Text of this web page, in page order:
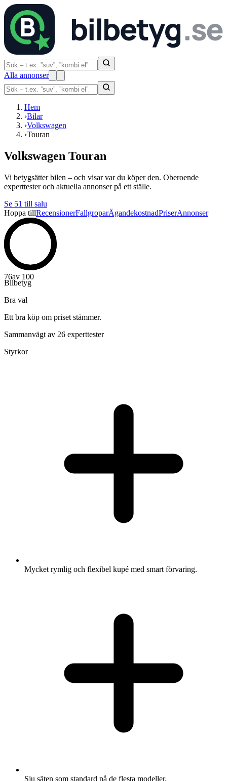
Alla annonser
Hem
›Bilar
›Volkswagen
›Touran
Volkswagen Touran
Vi betygsätter bilen – och visar var du köper den. Oberoende
experttester och aktuella annonser på ett ställe.
Se 51 till salu
Hoppa tillRecensionerFallgroparÄgandekostnadPriserAnnonser
76av 100
Bilbetyg
Bra val
Ett bra köp om priset stämmer.
Sammanvägt av 26 experttester
Styrkor
Mycket rymlig och flexibel kupé med smart förvaring.
Sju säten som standard på de flesta modeller.